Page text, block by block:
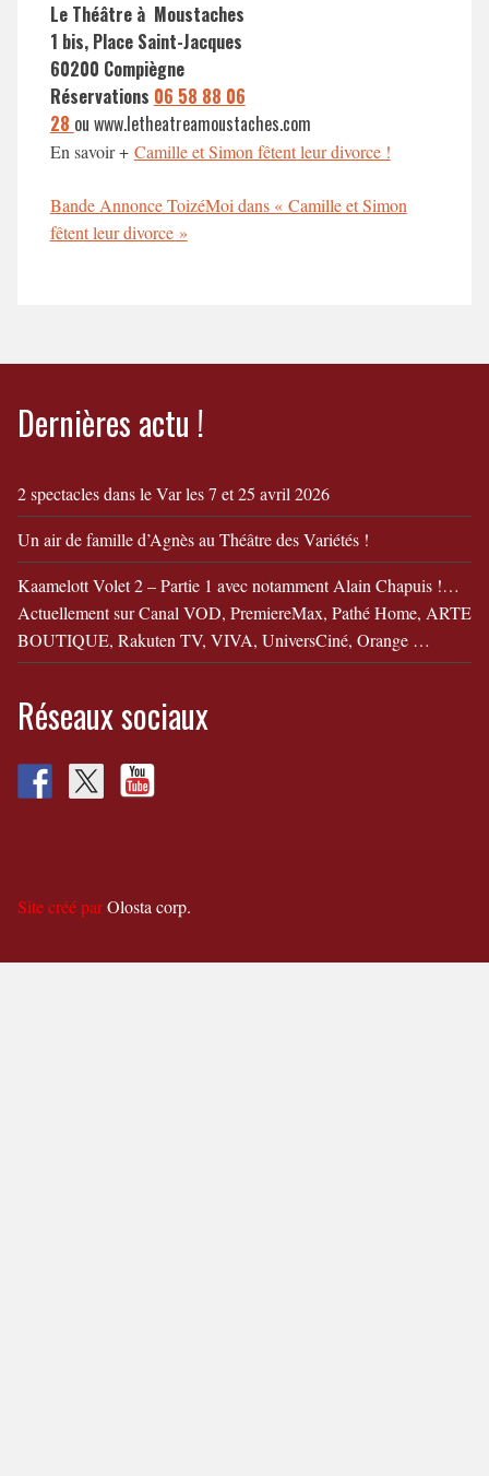
Le Théâtre à Moustaches
1 bis, Place Saint-Jacques
60200 Compiègne
Réservations 06 58 88 06
28 ou www.letheatreamoustaches.com
En savoir + Camille et Simon fêtent leur divorce !
Bande Annonce ToizéMoi dans « Camille et Simon
fêtent leur divorce »
Dernières actu !
2 spectacles dans le Var les 7 et 25 avril 2026
Un air de famille d’Agnès au Théâtre des Variétés !
Kaamelott Volet 2 – Partie 1 avec notamment Alain Chapuis !…
Actuellement sur Canal VOD, PremiereMax, Pathé Home, ARTE
BOUTIQUE, Rakuten TV, VIVA, UniversCiné, Orange …
Réseaux sociaux
Site créé parOlosta corp.